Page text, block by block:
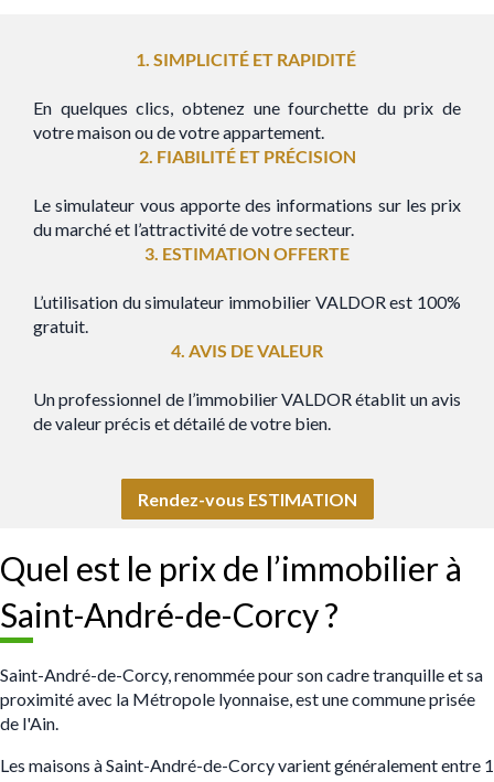
1. SIMPLICITÉ ET RAPIDITÉ
En quelques clics, obtenez une fourchette du prix de
votre maison ou de votre appartement.
2. FIABILITÉ ET PRÉCISION
Le simulateur vous apporte des informations sur les prix
du marché et l’attractivité de votre secteur.
3. ESTIMATION OFFERTE
L’utilisation du simulateur immobilier VALDOR est 100%
gratuit.
4. AVIS DE VALEUR
Un professionnel de l’immobilier VALDOR établit un avis
de valeur précis et détailé de votre bien.
Rendez-vous ESTIMATION
Quel est le prix de l’immobilier à
Saint-André-de-Corcy ?
Saint-André-de-Corcy, renommée pour son cadre tranquille et sa
proximité avec la Métropole lyonnaise, est une commune prisée
de l'Ain.
Les maisons à Saint-André-de-Corcy varient généralement entre 1